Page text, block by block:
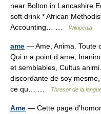
near Bolton in Lancashire
soft drink * African
Accounting… …
Wikipedia
ame — Ame, Anima. Toute
Qui n a point d ame,
et semblables, Cultus
discordante de soy
ce qu… …
Thresor de la
Ame — Cette page